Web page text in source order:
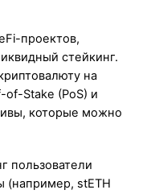
проектов,
стейкинг.
на
of-Stake (PoS) и
которые можно
пользователи
(например, stETH